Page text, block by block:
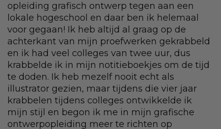
opleiding grafisch ontwerp tegen aan een
lokale hogeschool en daar ben ik helemaal
voor gegaan! Ik heb altijd al graag op de
achterkant van mijn proefwerken gekrabbeld
en ik had veel colleges van twee uur, dus
krabbelde ik in mijn notitieboekjes om de tijd
te doden. Ik heb mezelf nooit echt als
illustrator gezien, maar tijdens die vier jaar
krabbelen tijdens colleges ontwikkelde ik
mijn stijl en begon ik me in mijn grafische
ontwerpopleiding meer te richten op